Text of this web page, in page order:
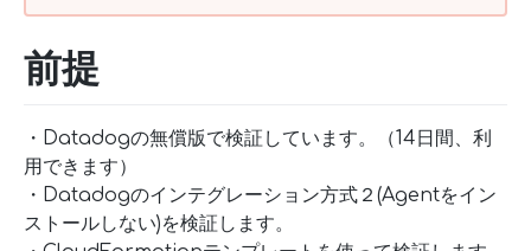
前提
・Datadogの無償版で検証しています。（14日間、利
用できます）
・Datadogのインテグレーション方式２(Agentをイン
ストールしない)を検証します。